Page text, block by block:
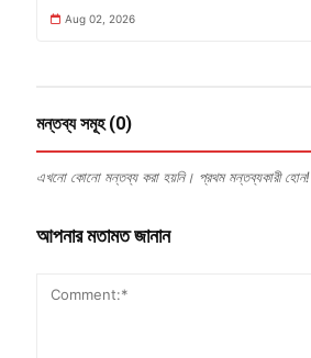
Aug 02, 2026
মন্তব্য সমূহ (0)
এখনো কোনো মন্তব্য করা হয়নি। প্রথম মন্তব্যকারী হোন!
আপনার মতামত জানান